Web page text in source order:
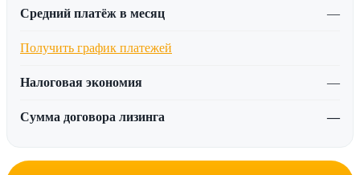
Средний платёж в месяц —
Получить график платежей
Налоговая экономия —
Сумма договора лизинга —